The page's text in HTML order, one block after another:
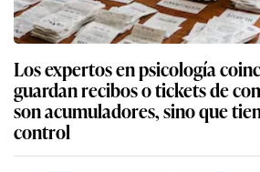
Los expertos en psicología
guardan recibos o tickets de
son acumuladores, sino que
control